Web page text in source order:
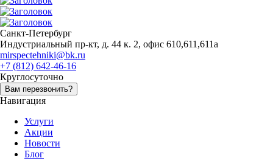
Санкт-Петербург
Индустриальный пр-кт, д. 44 к. 2, офис 610,611,611а
mirspectehniki@bk.ru
+7 (812) 642-46-16
Круглосуточно
Вам перезвонить?
Навигация
Услуги
Акции
Новости
Блог